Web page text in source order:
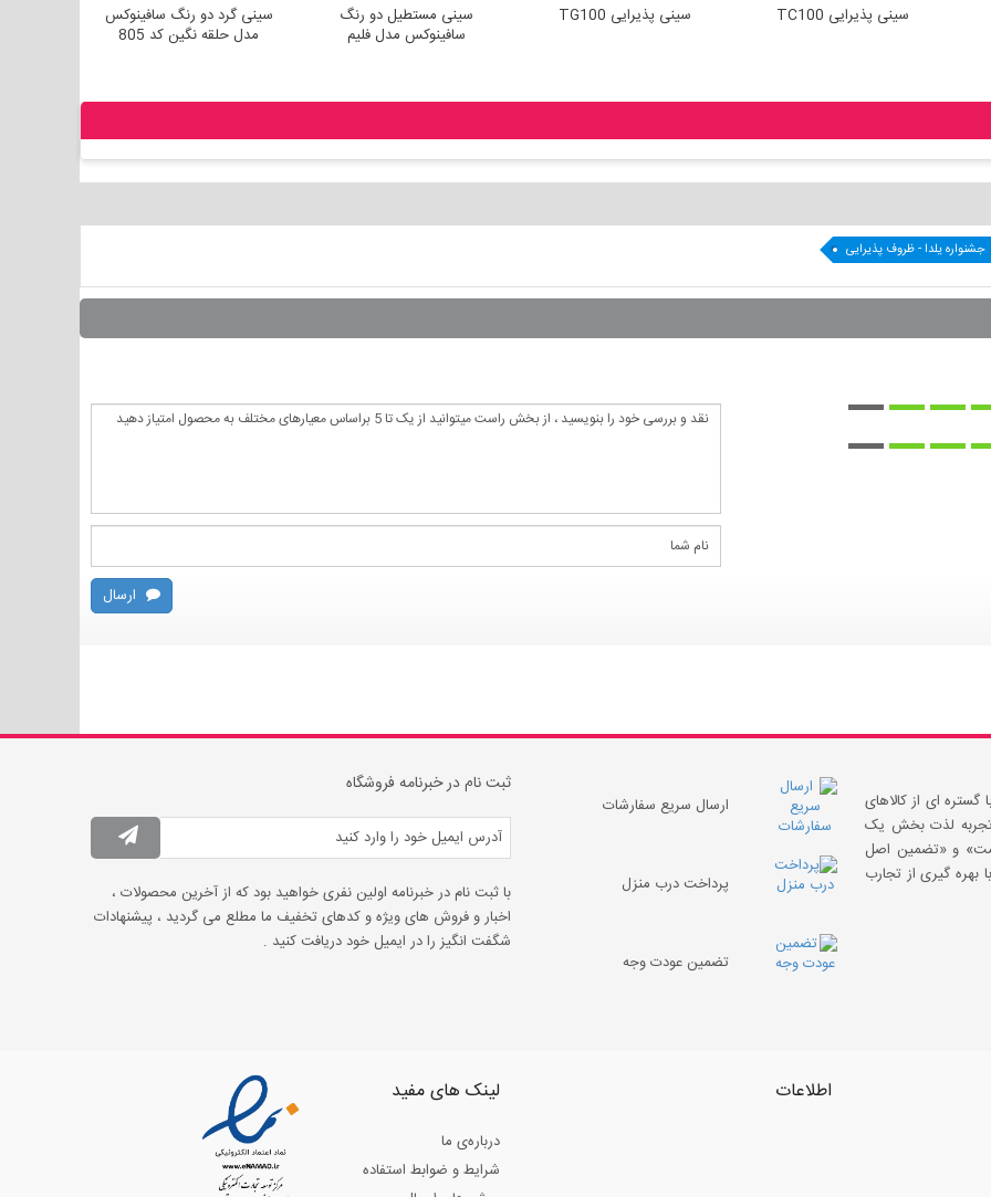
سینی گرد دو رنگ سافینوکس
مدل حلقه نگین کد 805
سینی مستطیل دو رنگ
سافینوکس مدل فلیم
سینی پذیرایی TG100 سینی پذیرایی TC100
جشنواره یلدا - ظروف پذیرایی
ارسال
گستره ای از کالاهای
«تجربه لذت بخش یک
و «تضمین اصل
بهره گیری از تجارب
ارسال سریع سفارشات
پرداخت درب منزل
تضمین عودت وجه
ثبت نام در خبرنامه فروشگاه
با ثبت نام در خبرنامه اولین نفری خواهید بود که از آخرین محصولات ،
اخبار و فروش های ویژه و کدهای تخفیف ما مطلع می گردید ، پیشنهادات
شگفت انگیز را در ایمیل خود دریافت کنید .
اطلاعات لینک های مفید
درباره‌ی ما
شرایط و ضوابط استفاده